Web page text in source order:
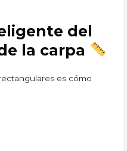
del
la carpa
es cómo